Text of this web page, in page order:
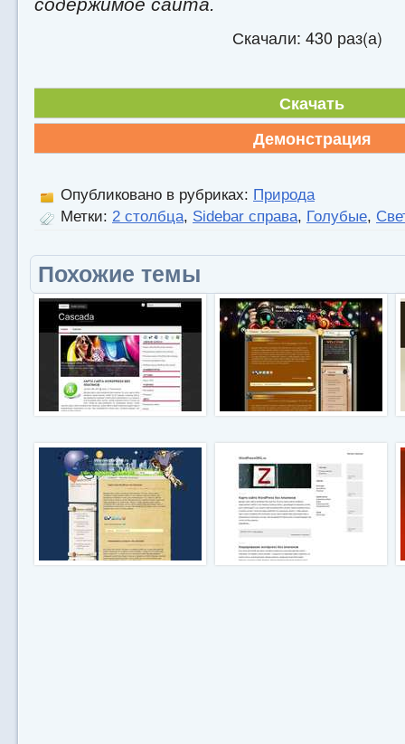
Скачали: 430 раз(а)
Скачать
Демонстрация
Опубликовано в рубриках: Природа
Метки: 2 столбца, Sidebar справа, Голубые,
Похожие темы